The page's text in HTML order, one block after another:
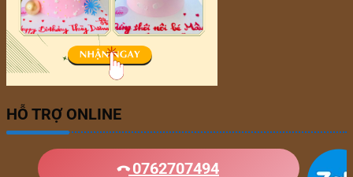
HỖ TRỢ ONLINE
0762707494